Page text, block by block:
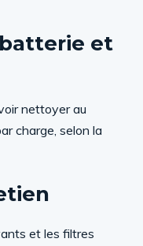
et
nettoyer au
charge, selon la
et les filtres